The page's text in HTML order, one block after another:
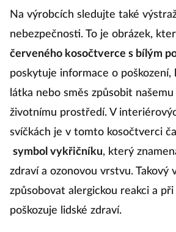
Na výrobcích sledujte také
nebezpečnosti. To je obrázek,
červeného kosočtverce s bílým
poskytuje informace o
látka nebo směs způsobit
životnímu prostředí. V
svíčkách je v tomto kosočtverci
symbol vykřičníku, který
zdraví a ozonovou vrstvu. Takový
způsobovat alergickou reakci a
poškozuje lidské zdraví.